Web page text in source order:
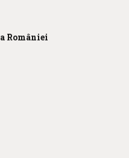
a României